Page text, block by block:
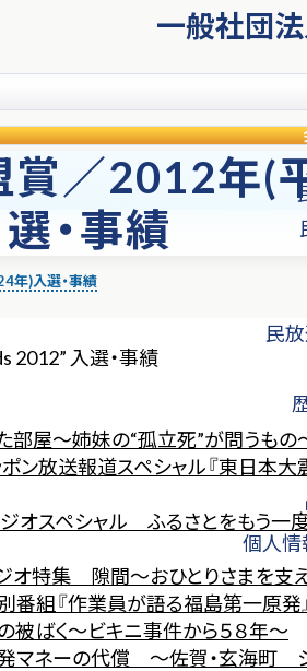
一般社団
民
個人情
賞／2012年(
選・事績
年)入選・事績
2012” 入選・事績
屋～姉妹の“孤立死”が問うもの
放送報道スペシャル『東日本大
スペシャル ふるさとをもう一度
特集 隙間～おひとりさまを支
組『作業員が語る福島第一原発
ばく～ビキニ事件から５８年～
ネーの代償 ～佐賀・玄海町